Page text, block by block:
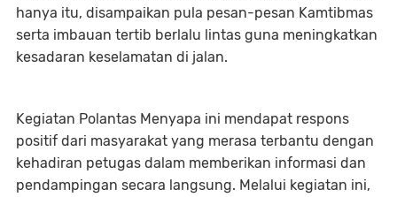
hanya itu, disampaikan pula pesan-pesan Kamtibmas
serta imbauan tertib berlalu lintas guna meningkatkan
kesadaran keselamatan di jalan.
Kegiatan Polantas Menyapa ini mendapat respons
positif dari masyarakat yang merasa terbantu dengan
kehadiran petugas dalam memberikan informasi dan
pendampingan secara langsung. Melalui kegiatan ini,